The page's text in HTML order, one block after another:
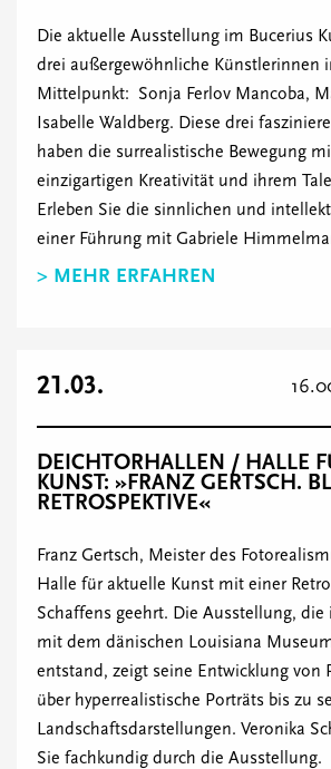
Die aktuelle Ausstellung im Bucerius
drei außergewöhnliche Künstlerinnen
Mittelpunkt: Sonja Ferlov Mancoba,
Isabelle Waldberg. Diese drei
haben die surrealistische Bewegung
einzigartigen Kreativität und ihrem
Erleben Sie die sinnlichen und
einer Führung mit Gabriele
> MEHR ERFAHREN
21.03.
DEICHTORHALLEN / HALLE
KUNST: »FRANZ GERTSCH.
RETROSPEKTIVE«
Franz Gertsch, Meister des
Halle für aktuelle Kunst mit einer
Schaffens geehrt. Die Ausstellung,
mit dem dänischen Louisiana
entstand, zeigt seine Entwicklung von
über hyperrealistische Porträts bis zu
Landschaftsdarstellungen. Veronika
Sie fachkundig durch die Ausstellung.